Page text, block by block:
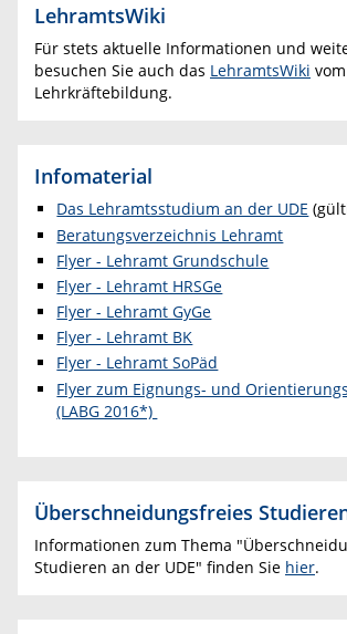
LehramtsWiki
Für stets aktuelle Informationen und
besuchen Sie auch das LehramtsWiki
Lehrkräftebildung.
Infomaterial
Das Lehramtsstudium an der UDE
Beratungsverzeichnis Lehramt
Flyer - Lehramt Grundschule
Flyer - Lehramt HRSGe
Flyer - Lehramt GyGe
Flyer - Lehramt BK
Flyer - Lehramt SoPäd
Flyer zum Eignungs- und
(LABG 2016*)
Überschneidungsfreies
Informationen zum Thema
Studieren an der UDE" finden Sie hier.